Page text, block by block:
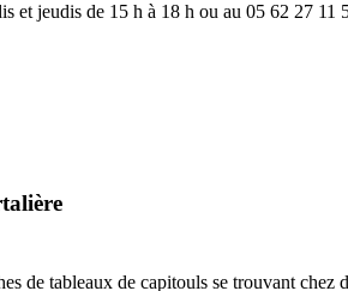
et jeudis de 15 h à 18 h ou au 05 62 27 11
de tableaux de capitouls se trouvant chez